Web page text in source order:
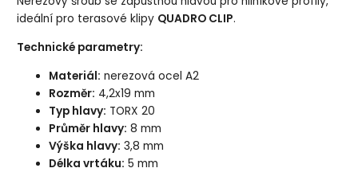
ideální pro terasové klipy QUADRO CLIP.
Technické parametry:
Materiál: nerezová ocel A2
Rozměr: 4,2x19 mm
Typ hlavy: TORX 20
Průměr hlavy: 8 mm
Výška hlavy: 3,8 mm
Délka vrtáku: 5 mm